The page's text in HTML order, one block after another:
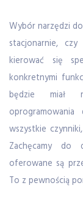
Wybór narzędzi
stacjonarnie,
kierować się
konkretnymi
będzie miał
wszystkie
Zachęcamy do
oferowane są
To z pewnością